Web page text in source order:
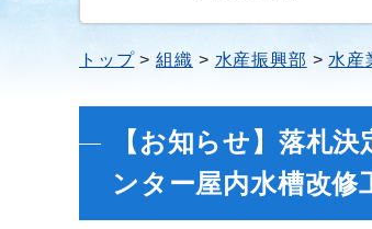
トップ 組織 水産振興部 水産
【お知らせ】落札
ンター屋内水槽改修